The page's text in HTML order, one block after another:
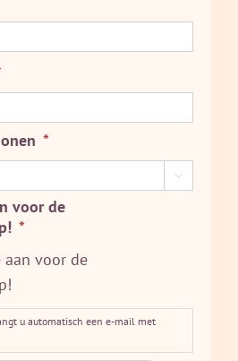
*

voor de
*
aan voor de
u automatisch een e-mail met